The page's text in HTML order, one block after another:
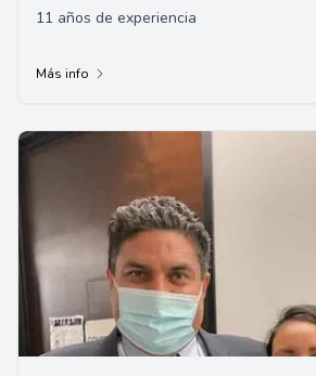
11 años de experiencia
Más info